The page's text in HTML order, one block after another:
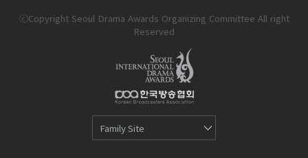
ⓒCopyright Seoul Drama Awards Organizing Committee All right
Reserved